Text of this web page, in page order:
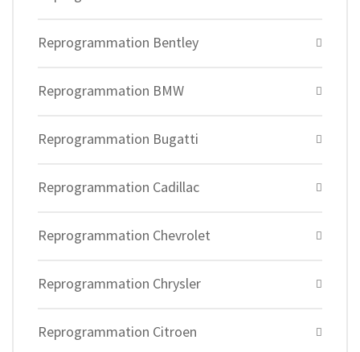
Reprogrammation Bentley
Reprogrammation BMW
Reprogrammation Bugatti
Reprogrammation Cadillac
Reprogrammation Chevrolet
Reprogrammation Chrysler
Reprogrammation Citroen